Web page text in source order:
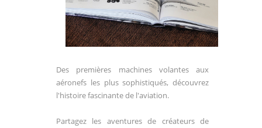
Des premières machines volantes aux
aéronefs les plus sophistiqués, découvrez
l'histoire fascinante de l'aviation.
Partagez les aventures de créateurs de